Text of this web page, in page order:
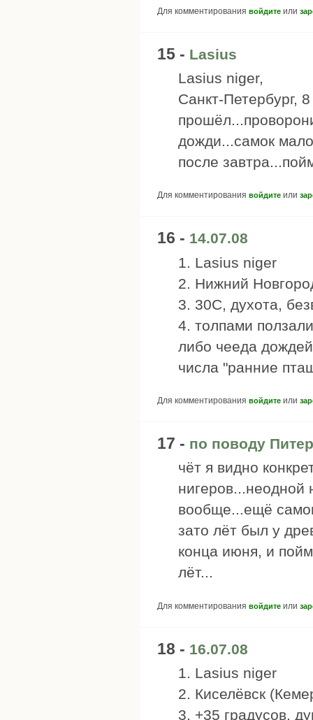
Для комментирования войдите или
15 - Lasius
Lasius niger,
Санкт-Петербург,
дожди...самок
после
Для комментирования войдите или
16 - 14.07.08
1. Lasius niger
2. Нижний
3. 30C, духота,
4. толпами
либо чееда
числа "ранние
Для комментирования войдите или
17 - по поводу
чёт я видно
нигеров...неодной
вообще...ещё
зато лёт был у
конца июня, и
лёт...
Для комментирования войдите или
18 - 16.07.08
1. Lasius niger
2. Киселёвск
3. +35 градусов,